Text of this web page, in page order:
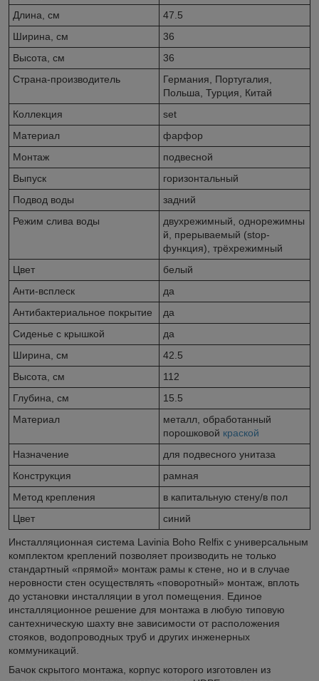
Длина, см
47.5
Ширина, см
36
Высота, см
36
Страна-производитель
Германия, Португалия,
Польша, Турция, Китай
Коллекция
set
Материал
фарфор
Монтаж
подвесной
Выпуск
горизонтальный
Подвод воды
задний
Режим слива воды
двухрежимный, однорежимны
й, прерываемый (stop-
функция), трёхрежимный
Цвет
белый
Анти-всплеск
да
Антибактериальное покрытие
да
Сиденье c крышкой
да
Ширина, см
42.5
Высота, см
112
Глубина, см
15.5
Материал
металл, обработанный
порошковой краской
Назначение
для подвесного унитаза
Конструкция
рамная
Метод крепления
в капитальную стену/в пол
Цвет
синий
Инсталляционная система Lavinia Boho Relfix c универсальным
комплектом креплений позволяет производить не только
стандартный «прямой» монтаж рамы к стене, но и в случае
неровности стен осуществлять «поворотный» монтаж, вплоть
до установки инсталляции в угол помещения. Единое
инсталляционное решение для монтажа в любую типовую
сантехническую шахту вне зависимости от расположения
стояков, водопроводных труб и других инженерных
коммуникаций.
Бачок скрытого монтажа, корпус которого изготовлен из